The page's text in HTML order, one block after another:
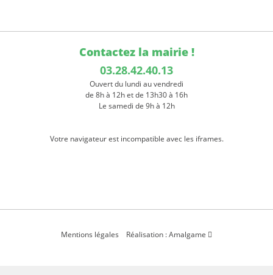
Contactez la mairie !
03.28.42.40.13
Ouvert du lundi au vendredi
de 8h à 12h et de 13h30 à 16h
Le samedi de 9h à 12h
Votre navigateur est incompatible avec les iframes.
Mentions légales Réalisation : Amalgame